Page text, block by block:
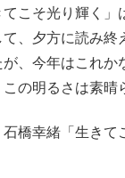
こそ光り輝く」
、夕方に読み終
、今年はこれか
の明るさは素晴
橋幸緒「生きて